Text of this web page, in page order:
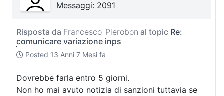
Messaggi: 2091
Risposta da Francesco_Pierobon al topic Re:
comunicare variazione inps
Posted 13 Anni 7 Mesi fa
Dovrebbe farla entro 5 giorni.
Non ho mai avuto notizia di sanzioni tuttavia se